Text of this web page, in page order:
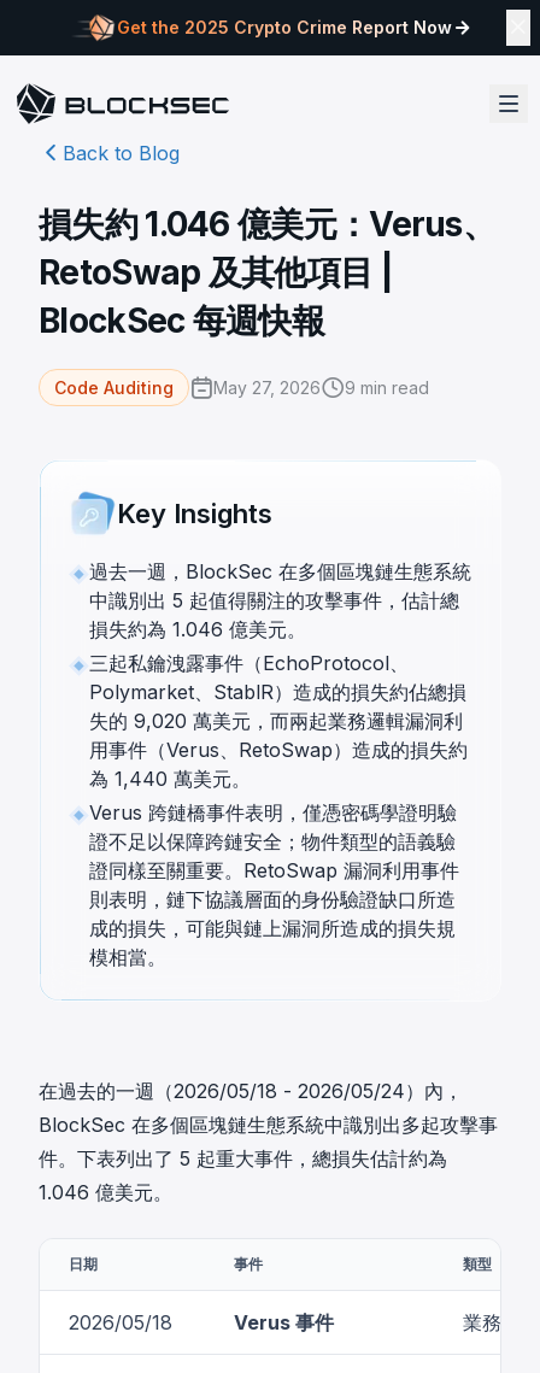
Get the 2025 Crypto Crime Report Now
Back to Blog
損失約 1.046 億美元：Verus、
RetoSwap 及其他項目 |
BlockSec 每週快報
Code Auditing May 27, 2026 9 min read
Key Insights
過去一週，BlockSec 在多個區塊鏈生態系統
中識別出 5 起值得關注的攻擊事件，估計總
損失約為 1.046 億美元。
三起私鑰洩露事件（EchoProtocol、
Polymarket、StablR）造成的損失約佔總損
失的 9,020 萬美元，而兩起業務邏輯漏洞利
用事件（Verus、RetoSwap）造成的損失約
為 1,440 萬美元。
Verus 跨鏈橋事件表明，僅憑密碼學證明驗
證不足以保障跨鏈安全；物件類型的語義驗
證同樣至關重要。RetoSwap 漏洞利用事件
則表明，鏈下協議層面的身份驗證缺口所造
成的損失，可能與鏈上漏洞所造成的損失規
模相當。
在過去的一週（2026/05/18 - 2026/05/24）內，
BlockSec 在多個區塊鏈生態系統中識別出多起攻擊事
件。下表列出了 5 起重大事件，總損失估計約為
1.046 億美元。
日期 事件 類型
2026/05/18 Verus 事件 業務邏